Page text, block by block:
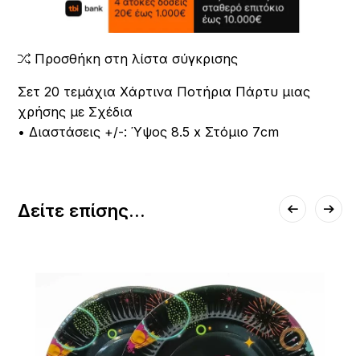
Προσθήκη στη λίστα σύγκρισης
Σετ 20 τεμάχια Χάρτινα Ποτήρια Πάρτυ μιας
χρήσης με Σχέδια
• Διαστάσεις +/-: Ύψος 8.5 x Στόμιο 7cm
Δείτε επίσης...